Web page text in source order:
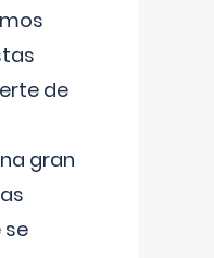
de
gran
se